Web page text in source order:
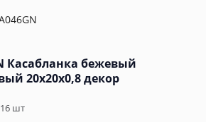
Касабланка бежевый
20x20x0,8 декор
16 шт